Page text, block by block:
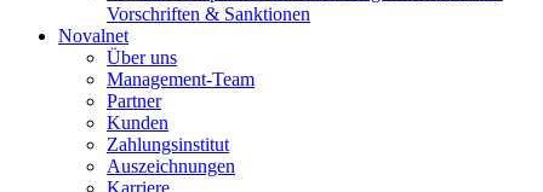
Vorschriften & Sanktionen
Novalnet
Über uns
Management-Team
Partner
Kunden
Zahlungsinstitut
Auszeichnungen
Karriere